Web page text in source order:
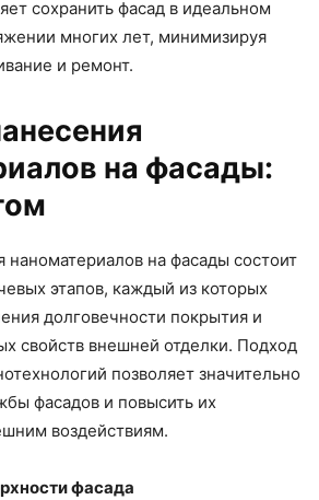
сохранить фасад в идеальном
многих лет, минимизируя
и ремонт.
на фасады:
наноматериалов на фасады состоит
этапов, каждый из которых
долговечности покрытия и
свойств внешней отделки. Подход
позволяет значительно
фасадов и повысить их
воздействиям.
фасада